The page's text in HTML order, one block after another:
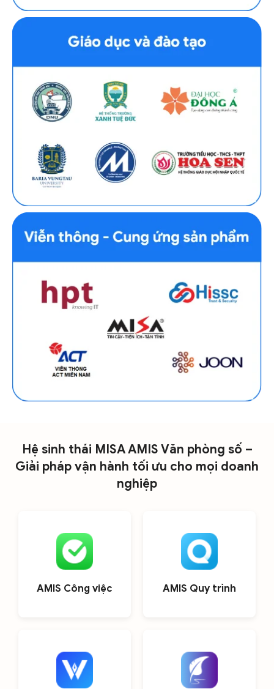
Hệ sinh thái MISA AMIS Văn phòng số –
Giải pháp vận hành tối ưu cho mọi doanh
nghiệp
AMIS Công việc AMIS Quy trình